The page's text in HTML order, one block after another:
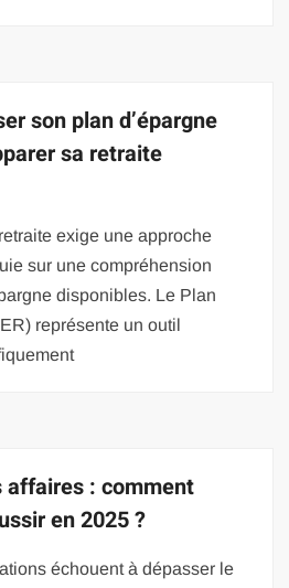
son plan d’épargne
sa retraite
exige une approche
sur une compréhension
disponibles. Le Plan
représente un outil
affaires : comment
en 2025 ?
échouent à dépasser le